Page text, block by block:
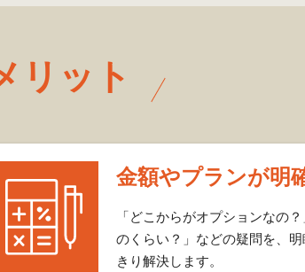
リット
金額やプランが明
「どこからがオプションなの
のくらい？」などの疑問を、
きり解決します。